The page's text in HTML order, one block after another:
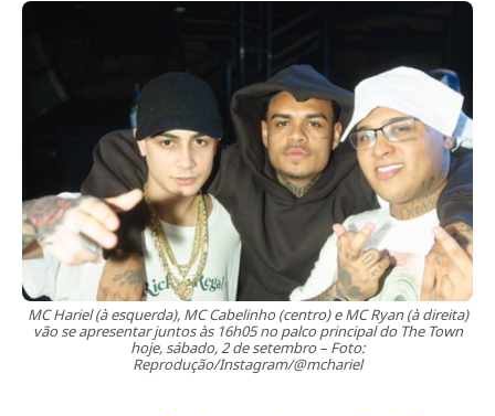
MC Hariel (à esquerda), MC Cabelinho (centro) e MC Ryan (à direita)
vão se apresentar juntos às 16h05 no palco principal do The Town
hoje, sábado, 2 de setembro – Foto:
Reprodução/Instagram/@mchariel